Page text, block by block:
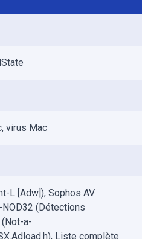
virus Mac
L [Adw]), Sophos AV
NOD32 (Détections
a-
Liste complète